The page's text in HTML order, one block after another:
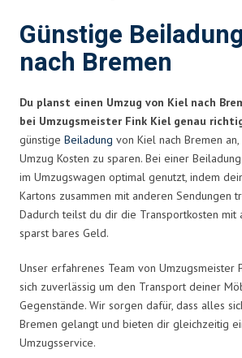
Günstige
nach Bremen
Du planst einen Umzug von Kiel nach
bei Umzugsmeister Fink Kiel genau
günstige Beiladung von Kiel nach Bremen
Umzug Kosten zu sparen. Bei einer
im Umzugswagen optimal genutzt, indem
Kartons zusammen mit anderen Sendungen
Dadurch teilst du dir die Transportkosten mit
sparst bares Geld.
Unser erfahrenes Team von Umzugsmeister
sich zuverlässig um den Transport deiner
Gegenstände. Wir sorgen dafür, dass alles
Bremen gelangt und bieten dir gleichzeitig
Umzugsservice.